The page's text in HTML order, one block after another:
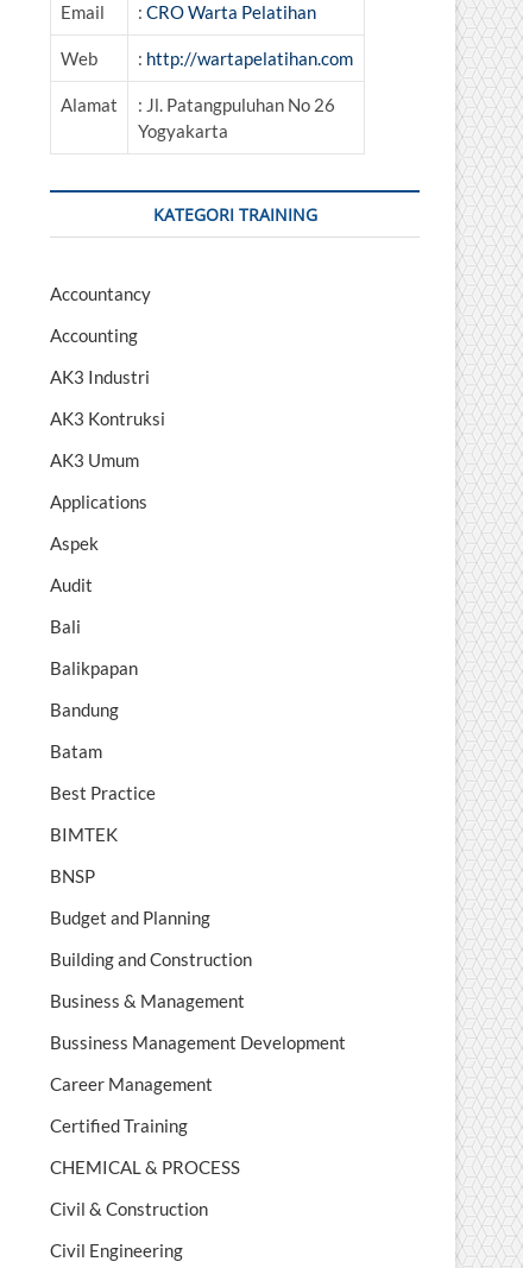
Email : CRO Warta Pelatihan
Web : http://wartapelatihan.com
Alamat
: Jl. Patangpuluhan No 26
Yogyakarta
KATEGORI TRAINING
Accountancy
Accounting
AK3 Industri
AK3 Kontruksi
AK3 Umum
Applications
Aspek
Audit
Bali
Balikpapan
Bandung
Batam
Best Practice
BIMTEK
BNSP
Budget and Planning
Building and Construction
Business & Management
Bussiness Management Development
Career Management
Certified Training
CHEMICAL & PROCESS
Civil & Construction
Civil Engineering